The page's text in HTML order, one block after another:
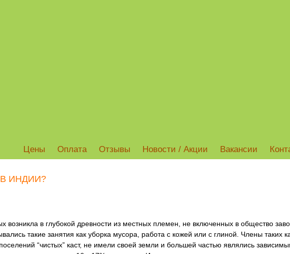
Цены Оплата Отзывы Новости / Акции Вакансии
ИНДИИ?
возникла в глубокой древности из местных племен, не включенных в общество
такие занятия как уборка мусора, работа с кожей или с глиной. Члены таких
“чистых” каст, не имели своей земли и большей частью являлись